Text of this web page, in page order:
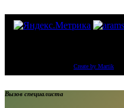
Create by Martik
Вызов специалиста